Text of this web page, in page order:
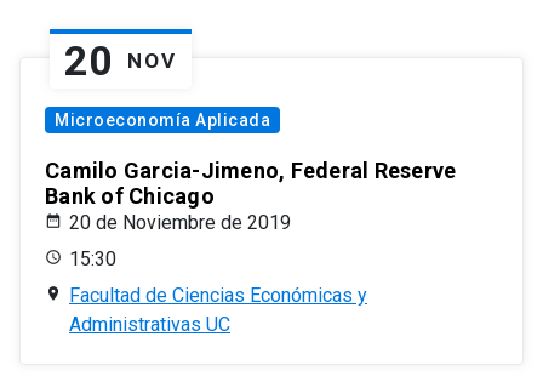
20 NOV
Microeconomía Aplicada
Camilo Garcia-Jimeno, Federal Reserve
Bank of Chicago
20 de Noviembre de 2019
15:30
Facultad de Ciencias Económicas y
Administrativas UC